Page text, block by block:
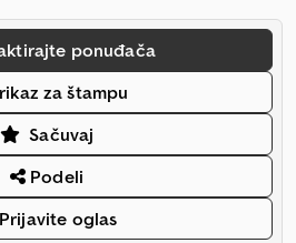
ponuđača
za štampu
Sačuvaj
Podeli
oglas